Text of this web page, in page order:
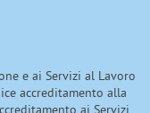
e ai Servizi al Lavoro
accreditamento alla
ai Servizi